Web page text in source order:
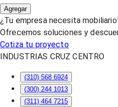
Agregar
¿Tu empresa necesita
Ofrecemos soluciones y
Cotiza tu proyecto
INDUSTRIAS CRUZ CENTRO
(310) 568 6924
(300) 244 1013
(311) 464 7215